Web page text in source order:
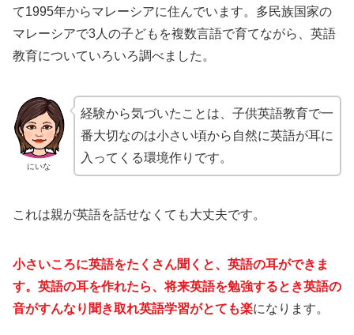
て1995年からマレーシアに住んでいます。多民族国家の
マレーシアで3人の子どもを複数言語で育てながら、英語
教育についていろいろ調べました。
にいな
経験から気づいたことは、子供英語教育で一
番大切なのは小さい頃から自然に英語が耳に
入ってくる環境作りです。
これは親が英語を話せなくても大丈夫です。
小さいころに英語をたくさん聞くと、英語の耳ができま
す。英語の耳を作れたら、将来英語を勉強するとき英語の
音がすんなり聞き取れ英語学習がとても楽になります。